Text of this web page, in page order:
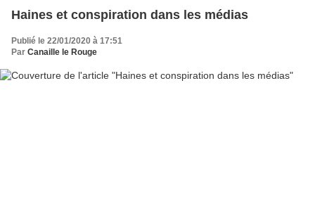
Haines et conspiration dans les médias
Publié le 22/01/2020 à 17:51
Par Canaille le Rouge